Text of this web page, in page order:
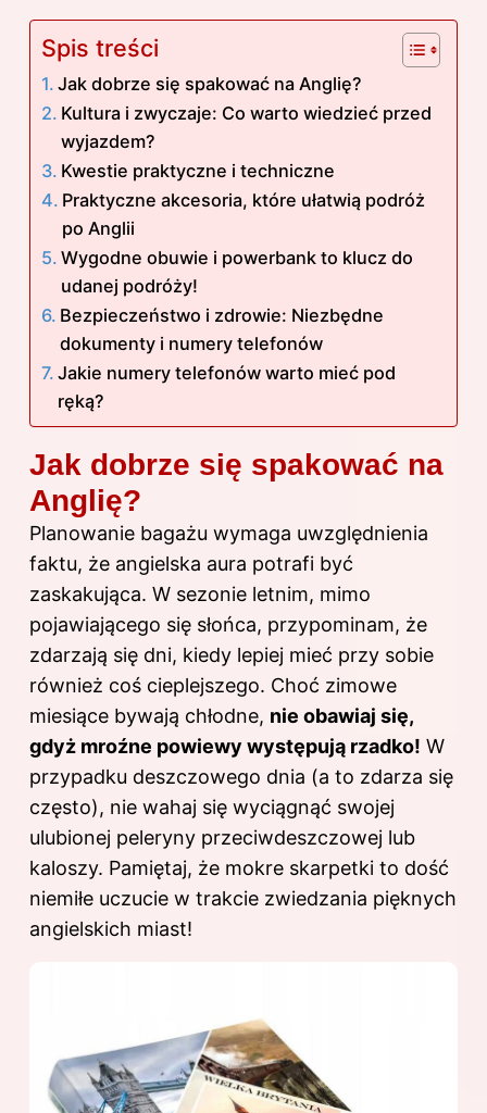
Spis treści
Jak dobrze się spakować na Anglię?
Kultura i zwyczaje: Co warto wiedzieć przed
wyjazdem?
Kwestie praktyczne i techniczne
Praktyczne akcesoria, które ułatwią podróż
po Anglii
Wygodne obuwie i powerbank to klucz do
udanej podróży!
Bezpieczeństwo i zdrowie: Niezbędne
dokumenty i numery telefonów
Jakie numery telefonów warto mieć pod
ręką?
Jak dobrze się spakować na
Anglię?
Planowanie bagażu wymaga uwzględnienia
faktu, że angielska aura potrafi być
zaskakująca. W sezonie letnim, mimo
pojawiającego się słońca, przypominam, że
zdarzają się dni, kiedy lepiej mieć przy sobie
również coś cieplejszego. Choć zimowe
miesiące bywają chłodne, nie obawiaj się,
gdyż mroźne powiewy występują rzadko! W
przypadku deszczowego dnia (a to zdarza się
często), nie wahaj się wyciągnąć swojej
ulubionej peleryny przeciwdeszczowej lub
kaloszy. Pamiętaj, że mokre skarpetki to dość
niemiłe uczucie w trakcie zwiedzania pięknych
angielskich miast!